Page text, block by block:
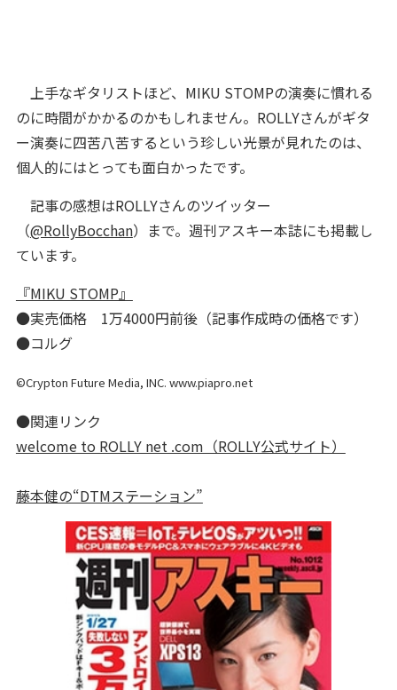
上手なギタリストほど、MIKU STOMPの演奏に慣れる
のに時間がかかるのかもしれません。ROLLYさんがギタ
ー演奏に四苦八苦するという珍しい光景が見れたのは、
個人的にはとっても面白かったです。
記事の感想はROLLYさんのツイッター
（@RollyBocchan）まで。週刊アスキー本誌にも掲載し
ています。
『MIKU STOMP』
●実売価格 1万4000円前後（記事作成時の価格です）
●コルグ
©Crypton Future Media, INC. www.piapro.net
●関連リンク
welcome to ROLLY net .com（ROLLY公式サイト）
藤本健の“DTMステーション”